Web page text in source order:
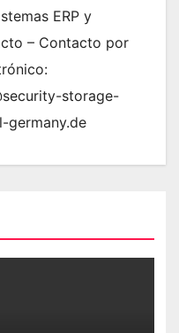
ERP y
– Contacto por
storage-
germany.de